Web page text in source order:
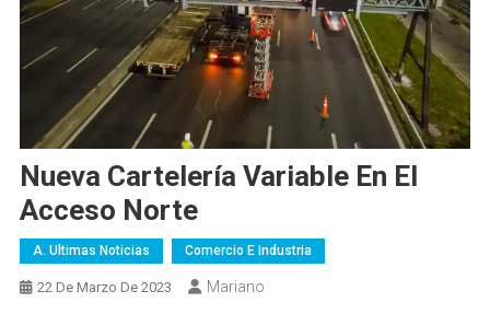
Nueva Cartelería Variable En El
Acceso Norte
A. Ultimas Noticias Comercio E Industria
22 De Marzo De 2023 Mariano